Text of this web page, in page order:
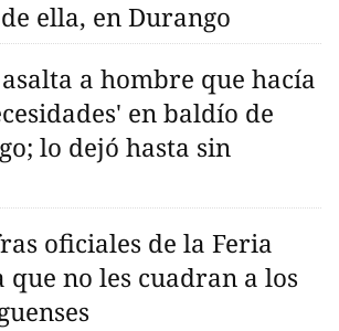
ella, en Durango
a hombre que hacía
en baldío de
lo dejó hasta sin
oficiales de la Feria
que no les cuadran a los